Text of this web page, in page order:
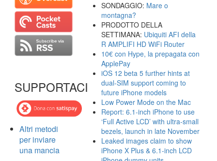
SUPPORTACI
Altri metodi
per inviare
una mancia
SONDAGGIO: Mare o
montagna?
PRODOTTO DELLA
SETTIMANA: Ubiquiti AFI della
R AMPLIFI HD WiFi Router
10€ con Hype, la prepagata con
ApplePay
iOS 12 beta 5 further hints at
dual-SIM support coming to
future iPhone models
Low Power Mode on the Mac
Report: 6.1-inch iPhone to use
‘Full Active LCD’ with ultra-small
bezels, launch in late November
Leaked images claim to show
iPhone X Plus & 6.1-inch LCD